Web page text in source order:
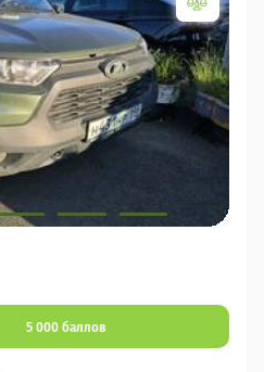
5 000 баллов